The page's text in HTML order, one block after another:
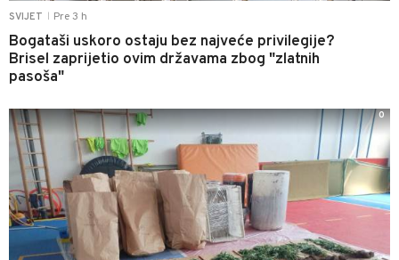
SVIJET Pre 3 h
Bogataši uskoro ostaju bez najveće privilegije?
Brisel zaprijetio ovim državama zbog "zlatnih
pasoša"
0